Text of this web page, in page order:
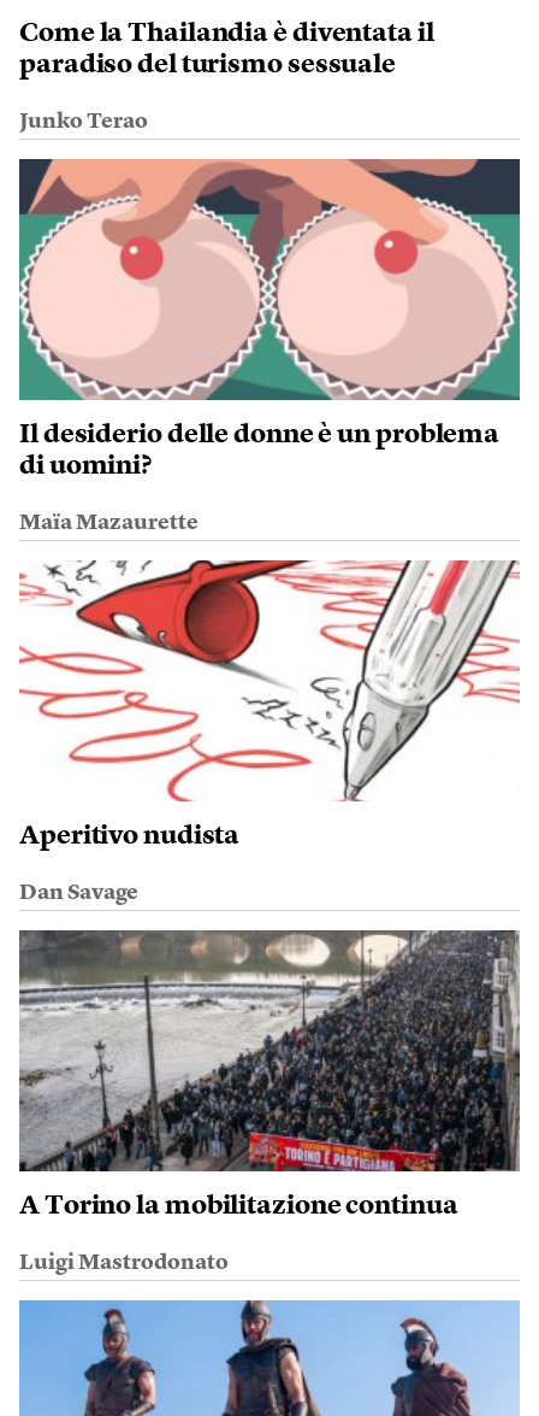
Come la Thailandia è diventata il
paradiso del turismo sessuale
Junko Terao
Il desiderio delle donne è un problema
di uomini?
Maïa Mazaurette
Aperitivo nudista
Dan Savage
A Torino la mobilitazione continua
Luigi Mastrodonato